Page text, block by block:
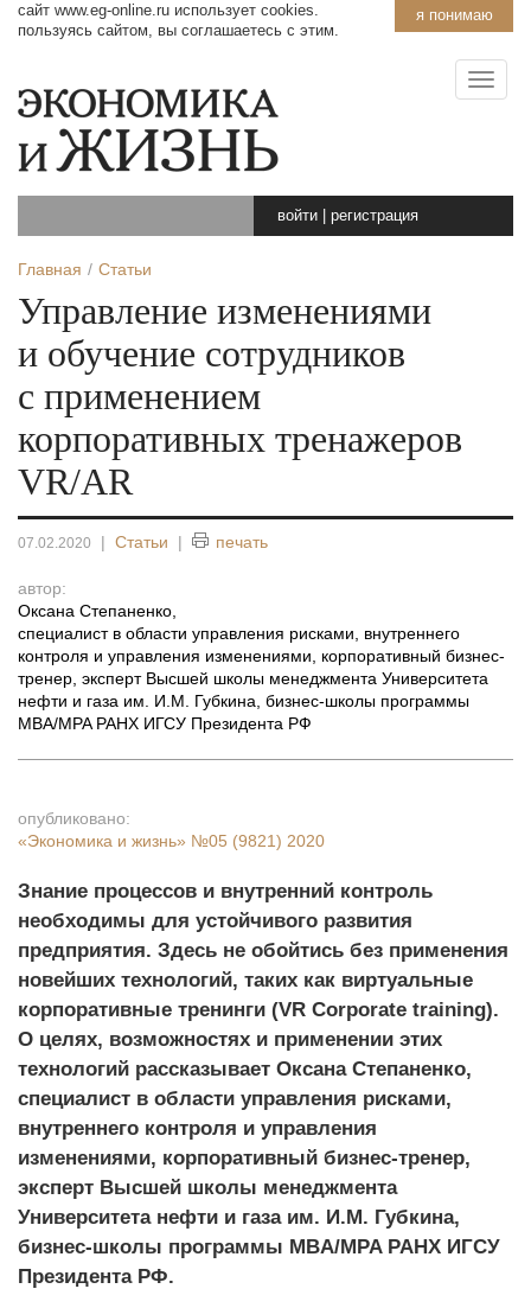
я понимаю
сайт www.eg-online.ru использует cookies.
пользуясь сайтом, вы соглашаетесь с этим.
войти регистрация
Главная Статьи
Управление изменениями
и обучение сотрудников
с применением
корпоративных тренажеров
VR/AR
07.02.2020 | Статьи | печать
автор:
Оксана Степаненко
специалист в области управления рисками, внутреннего
контроля и управления изменениями, корпоративный бизнес-
тренер, эксперт Высшей школы менеджмента Университета
нефти и газа им. И.М. Губкина, бизнес-школы программы
MBA/MPA РАНХ ИГСУ Президента РФ
опубликовано:
«Экономика и жизнь» №05 (9821) 2020
Знание процессов и внутренний контроль
необходимы для устойчивого развития
предприятия. Здесь не обойтись без применения
новейших технологий, таких как виртуальные
корпоративные тренинги (VR Corporate training).
О целях, возможностях и применении этих
технологий рассказывает Оксана Степаненко,
специалист в области управления рисками,
внутреннего контроля и управления
изменениями, корпоративный бизнес-тренер,
эксперт Высшей школы менеджмента
Университета нефти и газа им. И.М. Губкина,
бизнес-школы программы MBA/MPA РАНХ ИГСУ
Президента РФ.